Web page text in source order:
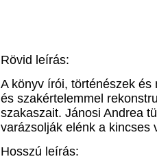
Rövid leírás:
A könyv írói, történészek
és szakértelemmel
szakaszait. Jánosi Andrea
varázsolják elénk a kincses
Hosszú leírás: